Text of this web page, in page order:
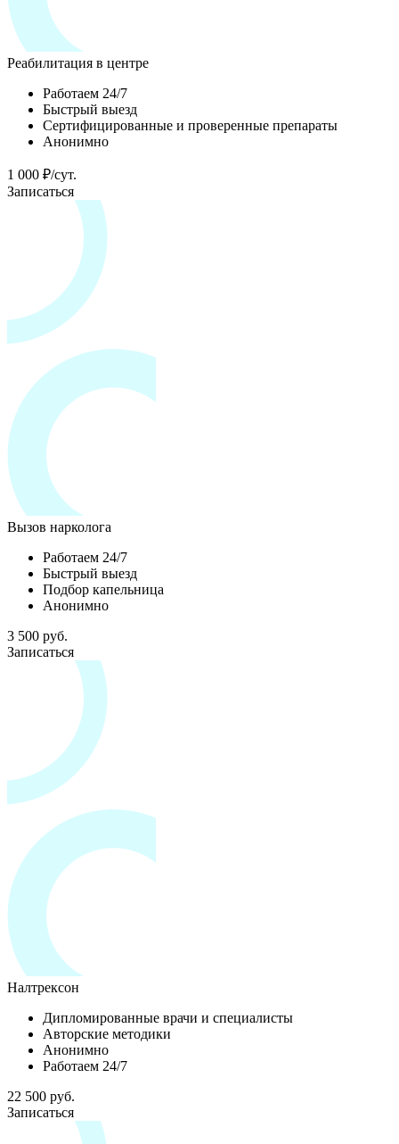
Реабилитация в центре
Работаем 24/7
Быстрый выезд
Сертифицированные и проверенные препараты
Анонимно
1 000 ₽/сут.
Записаться
Вызов нарколога
Работаем 24/7
Быстрый выезд
Подбор капельница
Анонимно
3 500 руб.
Записаться
Налтрексон
Дипломированные врачи и специалисты
Авторские методики
Анонимно
Работаем 24/7
22 500 руб.
Записаться